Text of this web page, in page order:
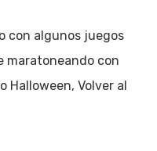
con algunos juegos
maratoneando con
Halloween, Volver al